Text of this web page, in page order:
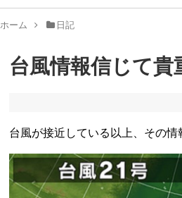
ホーム 日記
台風情報信じて貴
台風が接近している以上、その情